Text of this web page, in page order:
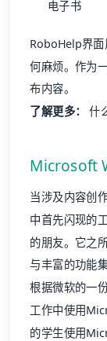
电子书
RoboHelp界
何麻烦。作为
布内容。
了解更多：
什
Microsoft
当涉及内容创
中首先闪现的
的朋友。它之
与丰富的功能
根据微软的一
工作中使用
的学生使用